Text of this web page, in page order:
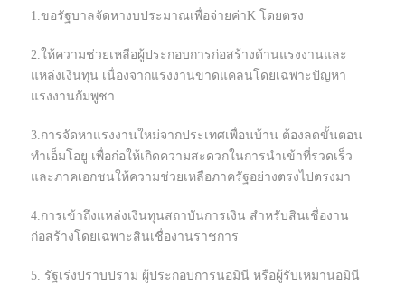
1.ขอรัฐบาลจัดหางบประมาณเพื่อจ่ายค่าK โดยตรง
2.ให้ความช่วยเหลือผู้ประกอบการก่อสร้างด้านแรงงานและ
แหล่งเงินทุน เนื่องจากแรงงานขาดแคลนโดยเฉพาะปัญหา
แรงงานกัมพูชา
3.การจัดหาแรงงานใหม่จากประเทศเพื่อนบ้าน ต้องลดขั้นตอน
ทำเอ็มโอยู เพื่อก่อให้เกิดความสะดวกในการนำเข้าที่รวดเร็ว
และภาคเอกชนให้ความช่วยเหลือภาครัฐอย่างตรงไปตรงมา
4.การเข้าถึงแหล่งเงินทุนสถาบันการเงิน สำหรับสินเชื่องาน
ก่อสร้างโดยเฉพาะสินเชื่องานราชการ
5. รัฐเร่งปราบปราม ผู้ประกอบการนอมินี หรือผู้รับเหมานอมินี